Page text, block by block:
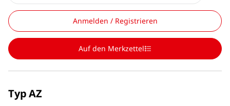
Anmelden / Registrieren
Auf den Merkzettel
Typ AZ